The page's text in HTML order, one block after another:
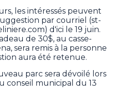
les intéressés peuvent
par courriel (st-
d'ici le 19 juin.
de 30$, au casse-
sera remis à la personne
aura été retenue.
parc sera dévoilé lors
conseil municipal du 13